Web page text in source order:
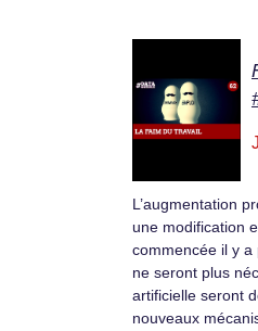
L’augmentation
une modification
commencée il y a
ne seront plus
artificielle seront
nouveaux